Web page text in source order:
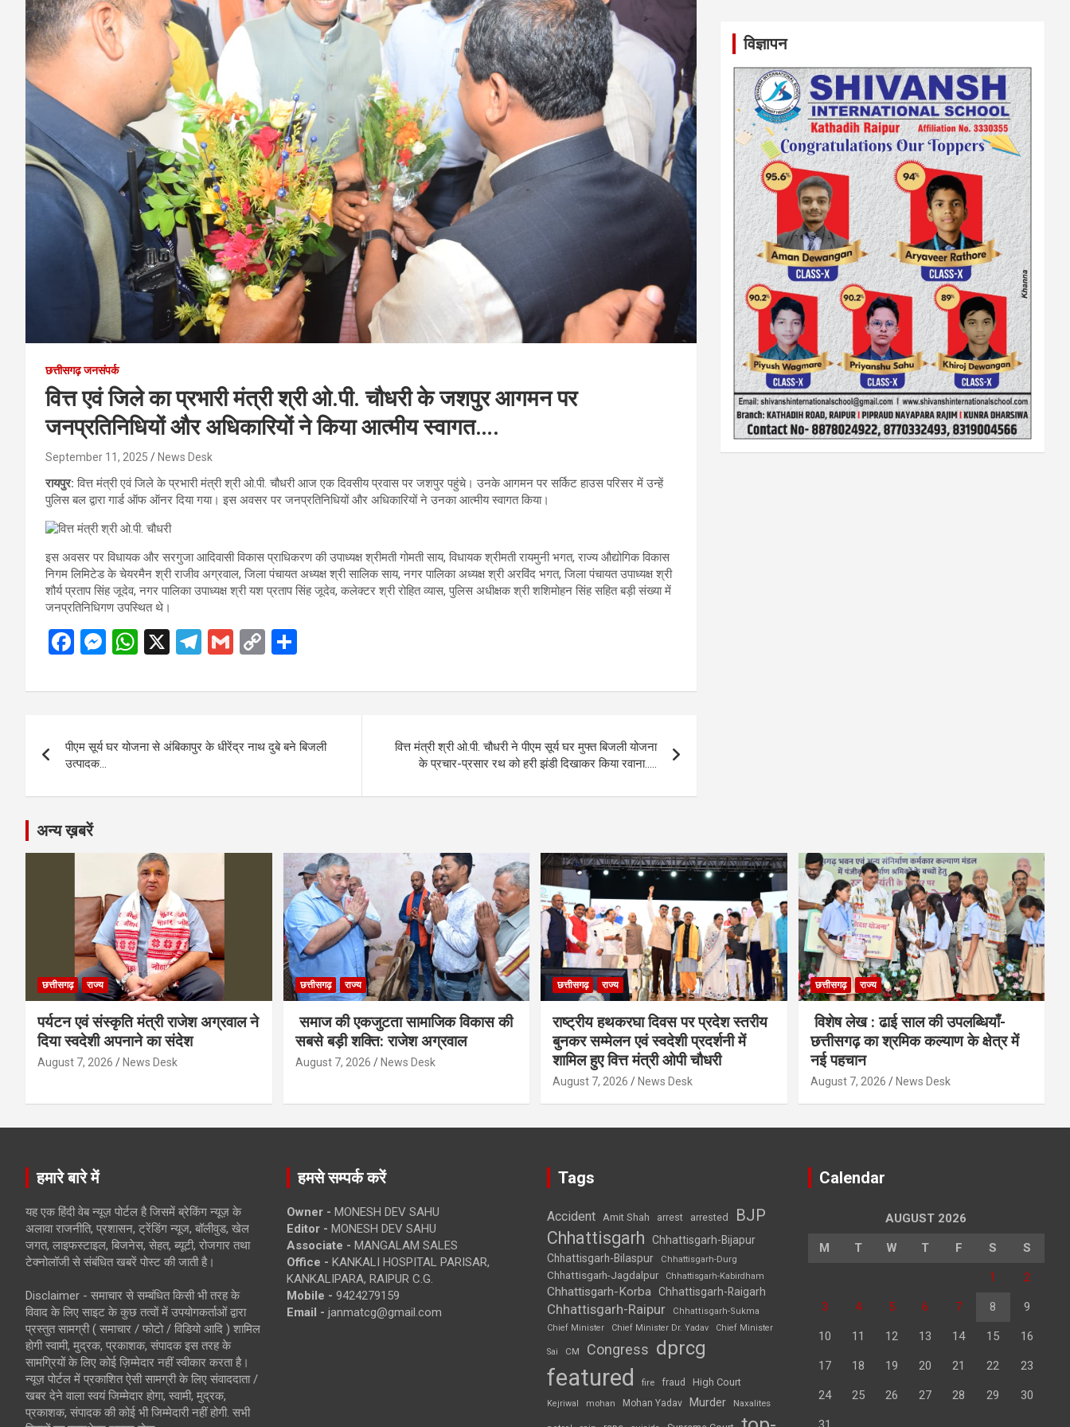
छत्तीसगढ़ जनसंपर्क
वित्त एवं जिले का प्रभारी मंत्री श्री ओ.पी. चौधरी के जशपुर आगमन पर
जनप्रतिनिधियों और अधिकारियों ने किया आत्मीय स्वागत….
September 11, 2025 News Desk
रायपुर:वित्त मंत्री एवं जिले के प्रभारी मंत्री श्री ओ.पी. चौधरी आज एक दिवसीय प्रवास पर जशपुर पहुंचे। उनके आगमन पर सर्किट हाउस परिसर में उन्हें
पुलिस बल द्वारा गार्ड ऑफ ऑनर दिया गया। इस अवसर पर जनप्रतिनिधियों और अधिकारियों ने उनका आत्मीय स्वागत किया।
इस अवसर पर विधायक और सरगुजा आदिवासी विकास प्राधिकरण की उपाध्यक्ष श्रीमती गोमती साय, विधायक श्रीमती रायमुनी भगत, राज्य औद्योगिक विकास
निगम लिमिटेड के चेयरमैन श्री राजीव अग्रवाल, जिला पंचायत अध्यक्ष श्री सालिक साय, नगर पालिका अध्यक्ष श्री अरविंद भगत, जिला पंचायत उपाध्यक्ष श्री
शौर्य प्रताप सिंह जूदेव, नगर पालिका उपाध्यक्ष श्री यश प्रताप सिंह जूदेव, कलेक्टर श्री रोहित व्यास, पुलिस अधीक्षक श्री शशिमोहन सिंह सहित बड़ी संख्या में
जनप्रतिनिधिगण उपस्थित थे।
F
ce
o
o
k
M
se
g
W
at
A
p
X
T
e
a
G
ail
C
py
n
ar
navigation
पीएम सूर्य घर योजना से अंबिकापुर के धीरेंद्र नाथ दुबे बने बिजली
उत्पादक…
वित्त मंत्री श्री ओ.पी. चौधरी ने पीएम सूर्य घर मुफ्त बिजली योजना
के प्रचार-प्रसार रथ को हरी झंडी दिखाकर किया रवाना…..
विज्ञापन
अन्य ख़बरें
छत्तीसगढ़ राज्य
पर्यटन एवं संस्कृति मंत्री राजेश अग्रवाल ने
दिया स्वदेशी अपनाने का संदेश
August 7, 2026 News Desk
छत्तीसगढ़ राज्य
समाज की एकजुटता सामाजिक विकास की
सबसे बड़ी शक्ति: राजेश अग्रवाल
August 7, 2026 News Desk
छत्तीसगढ़ राज्य
राष्ट्रीय हथकरघा दिवस पर प्रदेश स्तरीय
बुनकर सम्मेलन एवं स्वदेशी प्रदर्शनी में
शामिल हुए वित्त मंत्री ओपी चौधरी
August 7, 2026 News Desk
छत्तीसगढ़ राज्य
विशेष लेख : ढाई साल की उपलब्धियाँ-
छत्तीसगढ़ का श्रमिक कल्याण के क्षेत्र में
नई पहचान
August 7, 2026 News Desk
हमारे बारे में
यह एक हिंदी वेब न्यूज़ पोर्टल है जिसमें ब्रेकिंग न्यूज़ के
अलावा राजनीति, प्रशासन, ट्रेंडिंग न्यूज, बॉलीवुड, खेल
जगत, लाइफस्टाइल, बिजनेस, सेहत, ब्यूटी, रोजगार तथा
टेक्नोलॉजी से संबंधित खबरें पोस्ट की जाती है।
Disclaimer - समाचार से सम्बंधित किसी भी तरह के
विवाद के लिए साइट के कुछ तत्वों में उपयोगकर्ताओं द्वारा
प्रस्तुत सामग्री ( समाचार / फोटो / विडियो आदि ) शामिल
होगी स्वामी, मुद्रक, प्रकाशक, संपादक इस तरह के
सामग्रियों के लिए कोई ज़िम्मेदार नहीं स्वीकार करता है।
न्यूज़ पोर्टल में प्रकाशित ऐसी सामग्री के लिए संवाददाता /
खबर देने वाला स्वयं जिम्मेदार होगा, स्वामी, मुद्रक,
प्रकाशक, संपादक की कोई भी जिम्मेदारी नहीं होगी. सभी
हमसे सम्पर्क करें
Owner - MONESH DEV SAHU
Editor - MONESH DEV SAHU
Associate - MANGALAM SALES
Office - KANKALI HOSPITAL PARISAR,
KANKALIPARA, RAIPUR C.G.
Mobile - 9424279159
Email - janmatcg@gmail.com
Tags
Accident Amit Shah arrest arrested BJP
Chhattisgarh
Chhattisgarh-Bijapur
Chhattisgarh-Bilaspur
Chhattisgarh-Durg
Chhattisgarh-Jagdalpur Chhattisgarh-Kabirdham
Chhattisgarh-Korba Chhattisgarh-Raigarh
Chhattisgarh-Raipur
Chhattisgarh-Sukma
Chief Minister
Chief Minister Dr. Yadav Chief Minister
Sai CM Congress dprcg
featured fire fraud High Court
Kejriwal mohan Mohan Yadav Murder Naxalites
Calendar
AUGUST 2026
M T W T F S S
1 2
3 4 5 6 7 8 9
10 11 12 13 14 15 16
17 18 19 20 21 22 23
24 25 26 27 28 29 30